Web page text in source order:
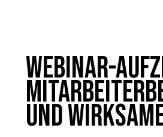
Webinar-
und